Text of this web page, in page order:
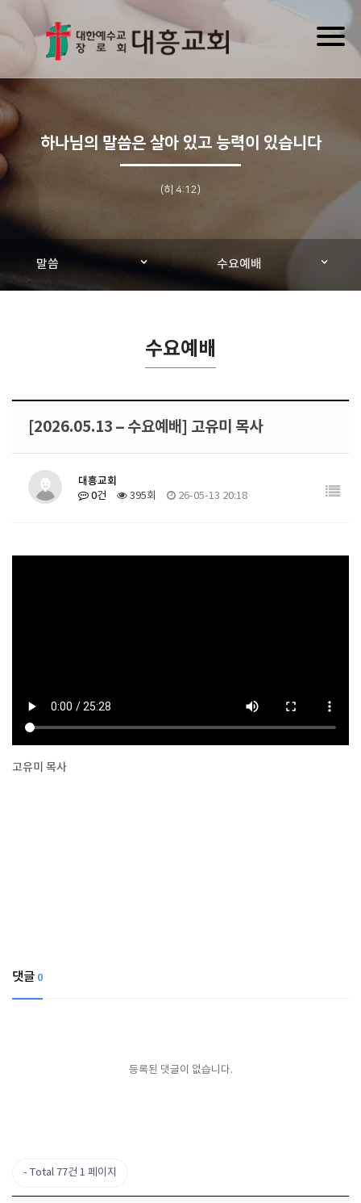
하나님의 말씀은 살아 있고 능력이 있습니다
(히 4:12)
말씀 수요예배
수요예배
[2026.05.13 – 수요예배] 고유미 목사
대흥교회
0건 395회 26-05-13 20:18
고유미 목사
댓글 0
등록된 댓글이 없습니다.
Total 77건 1 페이지